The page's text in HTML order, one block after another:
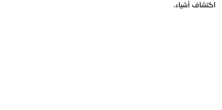
اكتشاف أشياء.